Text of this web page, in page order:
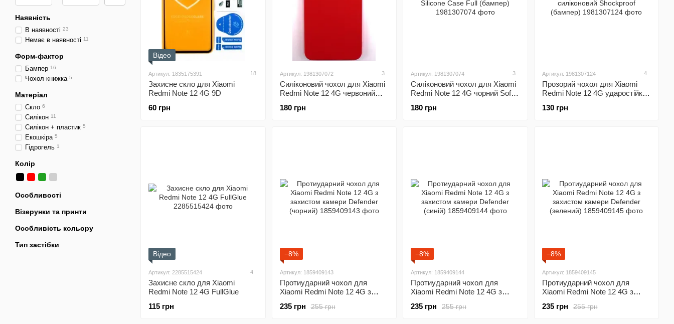
Відео
Артикул: 1835175391 18
Захисне скло для Xiaomi
Redmi Note 12 4G 9D
60 грн
Артикул: 1981307072 3
Силіконовий чохол для Xiaomi
Redmi Note 12 4G червоний
180 грн
Артикул: 1981307074 3
Силіконовий чохол для Xiaomi
Redmi Note 12 4G чорний Soft
180 грн
Артикул: 1981307124 4
Прозорий чохол для Xiaomi
Redmi Note 12 4G ударостійкий
(бампер)
130 грн
Відео
Артикул: 2285515424 4
Захисне скло для Xiaomi
Redmi Note 12 4G FullGlue
115 грн
−8%
Артикул: 1859409143
Протиударний чохол для
Xiaomi Redmi Note 12 4G з
(чорний)
255 грн
235 грн
−8%
Артикул: 1859409144
Протиударний чохол для
Xiaomi Redmi Note 12 4G з
(синій)
255 грн
235 грн
−8%
Артикул: 1859409145
Протиударний чохол для
Xiaomi Redmi Note 12 4G з
(зелений)255 грн
235 грн
Наявність
В наявності 23
Немає в наявності 11
Форм-фактор
Бампер 16
Чохол-книжка 5
Матеріал
Скло 6
Силікон 11
Силікон + пластик 5
Екошкіра 5
Гідрогель 1
Колір
Особливості
Візерунки та принти
Особливість кольору
Тип застібки